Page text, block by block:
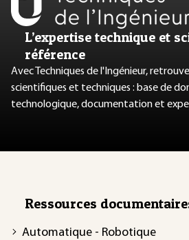
L’expertise technique et
référence
Avec Techniques de l'Ingénieur,
scientifiques et techniques : base de
technologique, documentation et
Ressources
Automatique - Robotique